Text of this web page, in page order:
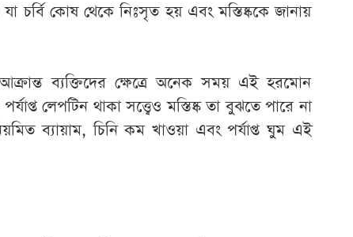
কোষ থেকে নিঃসৃত হয় এবং মস্তিষ্ককে জানায়
ব্যক্তিদের ক্ষেত্রে অনেক সময় এই হরমোন
লেপটিন থাকা সত্ত্বেও মস্তিষ্ক তা বুঝতে পারে না
ব্যায়াম, চিনি কম খাওয়া এবং পর্যাপ্ত ঘুম এই